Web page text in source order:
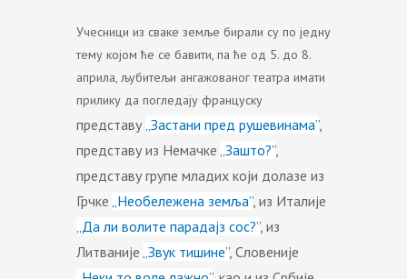
Учесници из сваке земље бирали су по једну
тему којом ће се бавити, па ће од 5. до 8.
априла, љубитељи ангажованог театра имати
прилику да погледају француску
представу „Застани пред рушевинама”,
представу из Немачке „Зашто?”,
представу групе младих који долазе из
Грчке „Необележена земља”, из Италије
„Да ли волите парадајз сос?”, из
Литваније „Звук тишине”, Словеније